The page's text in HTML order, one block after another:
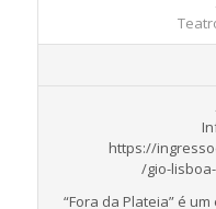
https://
/gio-
“Fora da Plateia” é